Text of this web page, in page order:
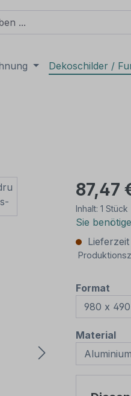
Dekoschilder /
87,47
Inhalt: 1 Stück
Sie
Format
Material